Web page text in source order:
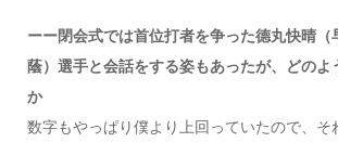
ーー閉会式では首位打者を争った德丸快晴（
蔭）選手と会話をする姿もあったが、どのよ
か
数字もやっぱり僕より上回っていたので、そ